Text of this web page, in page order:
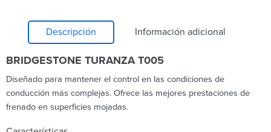
Descripción Información adicional
BRIDGESTONE TURANZA T005
Diseñado para mantener el control en las condiciones de
conducción más complejas. Ofrece las mejores prestaciones de
frenado en superficies mojadas.